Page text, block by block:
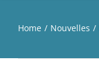
Home Nouvelles